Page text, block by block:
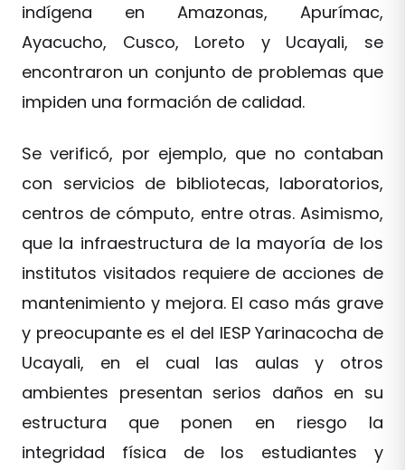
indígena en Amazonas, Apurímac,
Ayacucho, Cusco, Loreto y Ucayali, se
encontraron un conjunto de problemas que
impiden una formación de calidad.
Se verificó, por ejemplo, que no contaban
con servicios de bibliotecas, laboratorios,
centros de cómputo, entre otras. Asimismo,
que la infraestructura de la mayoría de los
institutos visitados requiere de acciones de
mantenimiento y mejora. El caso más grave
y preocupante es el del IESP Yarinacocha de
Ucayali, en el cual las aulas y otros
ambientes presentan serios daños en su
estructura que ponen en riesgo la
integridad física de los estudiantes y